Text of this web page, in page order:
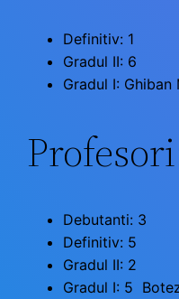
Definitiv: 1
Gradul II: 6
Gradul I: Ghiban
Debutanti: 3
Definitiv: 5
Gradul II: 2
Gradul I: 5